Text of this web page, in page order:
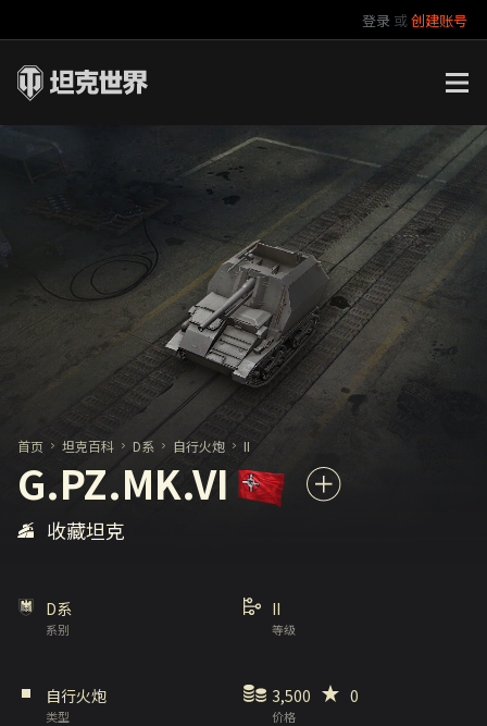
登录 或创建账号
你好，吾久
万圣节
《以战止战》
官方自媒体
首页 坦克百科 D系 自行火炮 II
G.PZ.MK.VI
收藏坦克
系别
D系
等级
II
类型
自行火炮
价格
3,500 0